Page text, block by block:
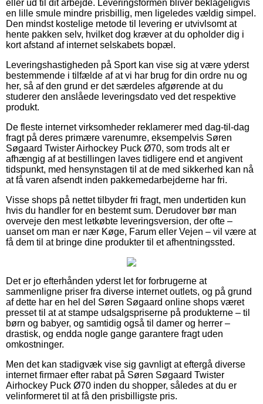
eller ud til dit arbejde. Leveringsformen bliver beklageligvis
en lille smule mindre prisbillig, men ligeledes vældig simpel.
Den mindst kostelige metode til levering er utvivlsomt at
hente pakken selv, hvilket dog kræver at du opholder dig i
kort afstand af internet selskabets bopæl.
Leveringshastigheden på Sport kan vise sig at være yderst
bestemmende i tilfælde af at vi har brug for din ordre nu og
her, så af den grund er det særdeles afgørende at du
studerer den anslåede leveringsdato ved det respektive
produkt.
De fleste internet virksomheder reklamerer med dag-til-dag
fragt på deres primære varenumre, eksempelvis Søren
Søgaard Twister Airhockey Puck Ø70, som trods alt er
afhængig af at bestillingen laves tidligere end et angivent
tidspunkt, med hensynstagen til at de med sikkerhed kan nå
at få varen afsendt inden pakkemedarbejderne har fri.
Visse shops på nettet tilbyder fri fragt, men undertiden kun
hvis du handler for en bestemt sum. Derudover bør man
overveje den mest letkøbte leveringsversion, der ofte –
uanset om man er nær Køge, Farum eller Vejen – vil være at
få dem til at bringe dine produkter til et afhentningssted.
Det er jo efterhånden yderst let for forbrugerne at
sammenligne priser fra diverse internet outlets, og på grund
af dette har en hel del Søren Søgaard online shops været
presset til at at stampe udsalgspriserne på produkterne – til
børn og babyer, og samtidig også til damer og herrer –
drastisk, og endda nogle gange garantere fragt uden
omkostninger.
Men det kan stadigvæk vise sig gavnligt at eftergå diverse
internet firmaer efter rabat på Søren Søgaard Twister
Airhockey Puck Ø70 inden du shopper, således at du er
velinformeret til at få den prisbilligste pris.